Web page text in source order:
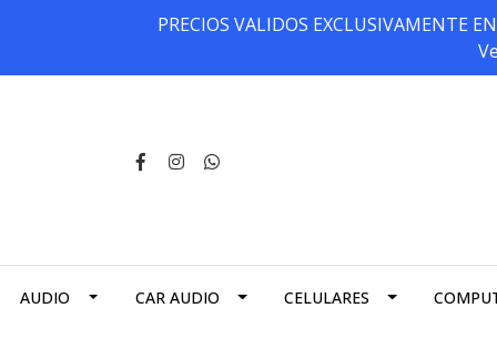
PRECIOS VALIDOS EXCLUSIVAMENTE
AUDIO CAR AUDIO CELULARES